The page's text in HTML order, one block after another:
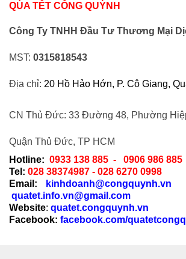
QÙA TẾT CỐNG QUỲNH
Công Ty TNHH Đầu Tư Thương Mại
MST: 0315818543
Địa chỉ: 20 Hồ Hảo Hớn, P. Cô Giang,
CN Thủ Đức: 33 Đường 48, Phường
Quận Thủ Đức, TP HCM
Hotline: 0933 138 885 - 0906 986 885
Tel: 028 38374987 - 028 6270 0998
Email:
kinhdoanh@congquynh.vn
quatet.info.vn@gmail.com
Website: quatet.congquynh.vn
Facebook: facebook.com/